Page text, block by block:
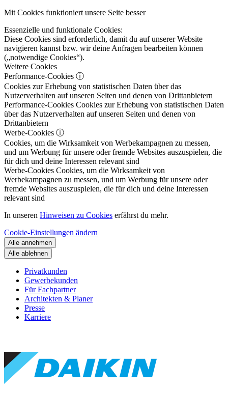
Mit Cookies funktioniert unsere Seite besser
Essenzielle und funktionale Cookies:
Diese Cookies sind erforderlich, damit du auf unserer Website
navigieren kannst bzw. wir deine Anfragen bearbeiten können
(„notwendige Cookies“).
Weitere Cookies
Performance-Cookies ⓘ
Cookies zur Erhebung von statistischen Daten über das
Nutzerverhalten auf unseren Seiten und denen von Drittanbietern
Performance-Cookies Cookies zur Erhebung von statistischen Daten
über das Nutzerverhalten auf unseren Seiten und denen von
Drittanbietern
Werbe-Cookies ⓘ
Cookies, um die Wirksamkeit von Werbekampagnen zu messen,
und um Werbung für unsere oder fremde Websites auszuspielen, die
für dich und deine Interessen relevant sind
Werbe-Cookies Cookies, um die Wirksamkeit von
Werbekampagnen zu messen, und um Werbung für unsere oder
fremde Websites auszuspielen, die für dich und deine Interessen
relevant sind
In unseren Hinweisen zu Cookies erfährst du mehr.
Cookie-Einstellungen ändern
Alle annehmen
Alle ablehnen
Privatkunden
Gewerbekunden
Für Fachpartner
Architekten & Planer
Presse
Karriere